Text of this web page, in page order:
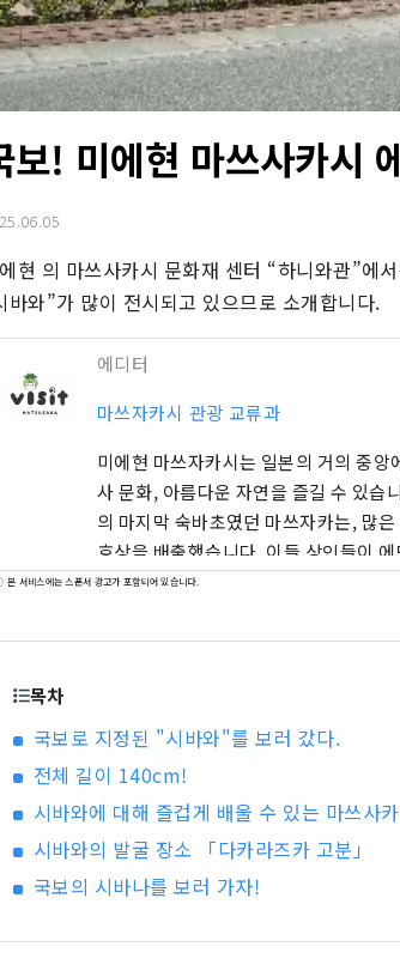
보! 미에현 마쓰사카시
현 의 마쓰사카시 문화재 센터 “하니와관”에
바와”가 많이 전시되고 있으므로 소개합니다.
에디터
마쓰자카시 관광 교류과
미에현 마쓰자카시는 일본의 거의 중앙
사 문화, 아름다운 자연을 즐길 수 있습
의 마지막 숙바초였던 마쓰자카는, 많
호상을 배출했습니다. 이들 상인들이
번영을 가져왔습니다.
본 서비스에는 스폰서 광고가 포함되어 있습니다.
목차
국보로 지정된 "시바와"를 보러 갔다.
전체 길이 140cm!
시바와에 대해 즐겁게 배울 수 있는 마쓰사
시바와의 발굴 장소 「다카라즈카 고분」
국보의 시바나를 보러 가자!